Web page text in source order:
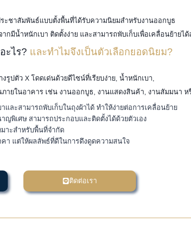
ระชาสัมพันธ์แบบตั้งพื้นที่ได้รับความนิยมสำหรับงานออกบูธ
มีน้ำหนักเบา ติดตั้งง่าย และสามารถพับเก็บเพื่อเคลื่อนย้ายได้
ะไร? และทำไมจึงเป็นตัวเลือกยอดนิยม?
ปตัว X โดดเด่นด้วยดีไซน์ที่เรียบง่าย, น้ำหนักเบา,
ายในอาคาร เช่น งานออกบูธ, งานแสดงสินค้า, งานสัมมนา
และสามารถพับเก็บในถุงผ้าได้ ทำให้ง่ายต่อการเคลื่อนย้าย
ญพิเศษ สามารถประกอบและติดตั้งได้ด้วยตัวเอง
าะสำหรับพื้นที่จำกัด
า แต่ให้ผลลัพธ์ที่ดีในการดึงดูดความสนใจ
ติดต่อเรา